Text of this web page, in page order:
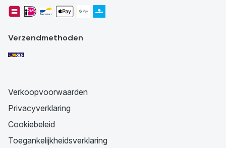
Verzendmethoden
Verkoopvoorwaarden
Privacyverklaring
Cookiebeleid
Toegankelijkheidsverklaring